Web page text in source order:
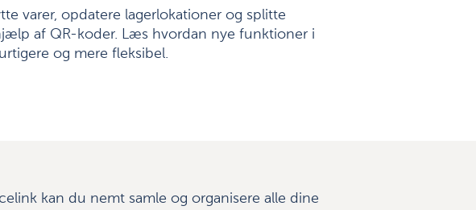
varer, opdatere lagerlokationer og splitte
af QR-koder. Læs hvordan nye funktioner i
og mere fleksibel.
kan du nemt samle og organisere alle dine